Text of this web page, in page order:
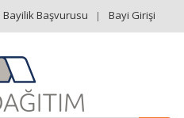
Bayilik Başvurusu Bayi Girişi